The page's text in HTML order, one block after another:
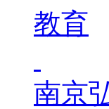
南京